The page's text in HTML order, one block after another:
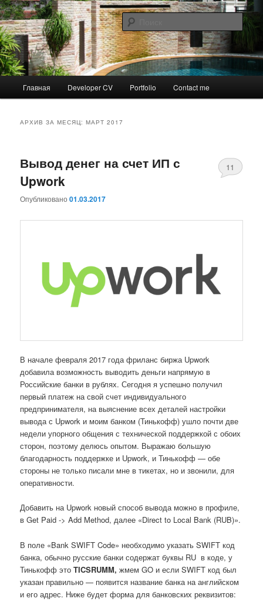
Перейти
к
основному
содержимому
Перейти
к
дополнительному
содержимому
Жизнь. Личный опыт.
Персональный сайт Алексея
Парамонова.
Главная Developer CV Portfolio Contact me
АРХИВ ЗА МЕСЯЦ:МАРТ 2017
Вывод денег на счет ИП с
Upwork
Опубликовано01.03.2017
11
В начале февраля 2017 года фриланс биржа Upwork
добавила возможность выводить деньги напрямую в
Российские банки в рублях. Сегодня я успешно получил
первый платеж на свой счет индивидуального
предпринимателя, на выяснение всех деталей настройки
вывода с Upwork и моим банком (Тинькофф) ушло почти две
недели упорного общения с технической поддержкой с обоих
сторон, поэтому делюсь опытом. Выражаю большую
благодарность поддержке и Upwork, и Тинькофф — обе
стороны не только писали мне в тикетах, но и звонили, для
оперативности.
Добавить на Upwork новый способ вывода можно в профиле,
в Get Paid -> Add Method, далее «Direct to Local Bank (RUB)».
В поле «Bank SWIFT Code» необходимо указать SWIFT код
банка, обычно русские банки содержат буквы RU в коде, у
Тинькофф этоTICSRUMM,жмем GO и если SWIFT код был
указан правильно — появится название банка на английском
и его адрес. Ниже будет форма для банковских реквизитов: